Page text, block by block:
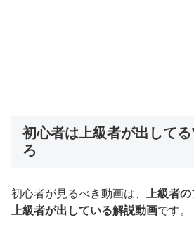
初心者は上級者が出して
ろ
初心者が見るべき動画は、 上級者
上級者が出している解説動画です。